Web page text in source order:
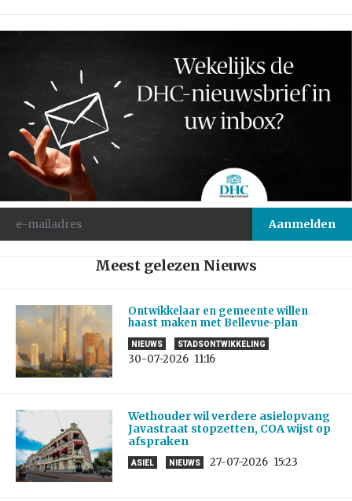
Meest gelezen Nieuws
Ontwikkelaar en gemeente willen
haast maken met Bellevue-plan
NIEUWS STADSONTWIKKELING
30-07-2026 11:16
Wethouder wil verdere asielopvang
Javastraat stopzetten, COA wijst op
afspraken
ASIEL NIEUWS 27-07-2026 15:23